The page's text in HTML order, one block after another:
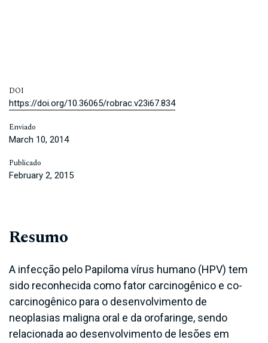
DOI
https://doi.org/10.36065/robrac.v23i67.834
Enviado
March 10, 2014
Publicado
February 2, 2015
Resumo
A infecção pelo Papiloma vírus humano (HPV) tem
sido reconhecida como fator carcinogênico e co-
carcinogênico para o desenvolvimento de
neoplasias maligna oral e da orofaringe, sendo
relacionada ao desenvolvimento de lesões em